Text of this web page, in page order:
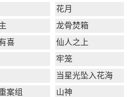
花月
龙骨焚箱
喜
仙人之上
牢笼
当星光坠入花海
案组
山神